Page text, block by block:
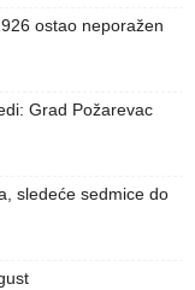
ostao neporažen
Grad Požarevac
sledeće sedmice do